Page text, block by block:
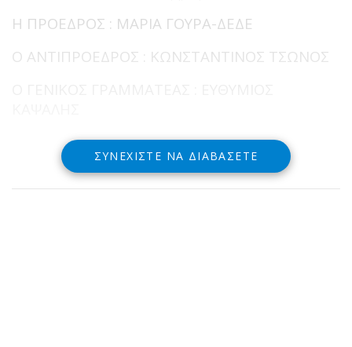
Η ΠΡΟΕΔΡΟΣ : ΜΑΡΙΑ ΓΟΥΡΑ-ΔΕΔΕ
Ο ΑΝΤΙΠΡΟΕΔΡΟΣ : ΚΩΝΣΤΑΝΤΙΝΟΣ ΤΣΩΝΟΣ
ΣΥΝΕΧΊΣΤΕ ΝΑ ΔΙΑΒΆΣΕΤΕ